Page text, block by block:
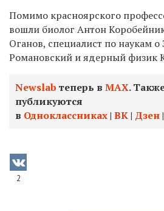
Помимо красноярского
вошли биолог Антон
Оганов, специалист по наукам
Романовский и ядерный физик
Newslab теперь в МАХ.
публикуются
в Одноклассниках| ВК| Дзен|
2